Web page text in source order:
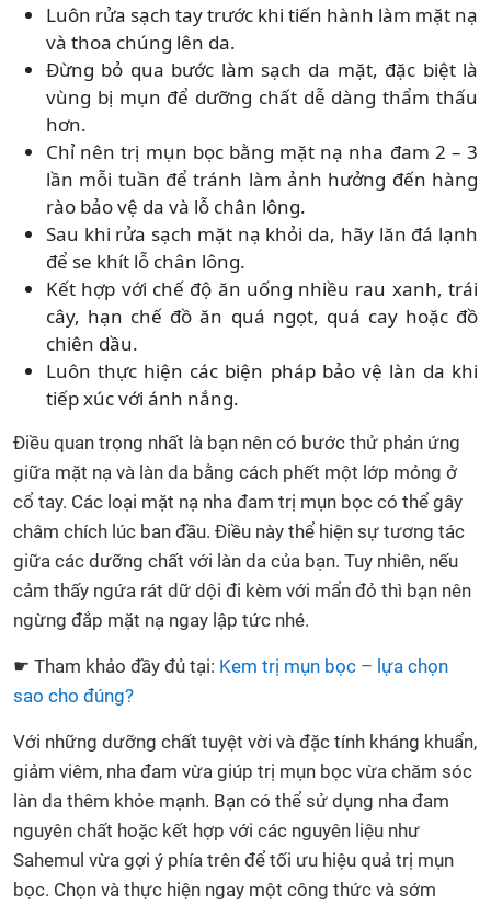
Luôn rửa sạch tay trước khi tiến hành làm mặt nạ
và thoa chúng lên da.
Đừng bỏ qua bước làm sạch da mặt, đặc biệt là
vùng bị mụn để dưỡng chất dễ dàng thẩm thấu
hơn.
Chỉ nên trị mụn bọc bằng mặt nạ nha đam 2 – 3
lần mỗi tuần để tránh làm ảnh hưởng đến hàng
rào bảo vệ da và lỗ chân lông.
Sau khi rửa sạch mặt nạ khỏi da, hãy lăn đá lạnh
để se khít lỗ chân lông.
Kết hợp với chế độ ăn uống nhiều rau xanh, trái
cây, hạn chế đồ ăn quá ngọt, quá cay hoặc đồ
chiên dầu.
Luôn thực hiện các biện pháp bảo vệ làn da khi
tiếp xúc với ánh nắng.
Điều quan trọng nhất là bạn nên có bước thử phản ứng
giữa mặt nạ và làn da bằng cách phết một lớp mỏng ở
cổ tay. Các loại mặt nạ nha đam trị mụn bọc có thể gây
châm chích lúc ban đầu. Điều này thể hiện sự tương tác
giữa các dưỡng chất với làn da của bạn. Tuy nhiên, nếu
cảm thấy ngứa rát dữ dội đi kèm với mẩn đỏ thì bạn nên
ngừng đắp mặt nạ ngay lập tức nhé.
☛ Tham khảo đầy đủ tại: Kem trị mụn bọc – lựa chọn
sao cho đúng?
Với những dưỡng chất tuyệt vời và đặc tính kháng khuẩn,
giảm viêm, nha đam vừa giúp trị mụn bọc vừa chăm sóc
làn da thêm khỏe mạnh. Bạn có thể sử dụng nha đam
nguyên chất hoặc kết hợp với các nguyên liệu như
Sahemul vừa gợi ý phía trên để tối ưu hiệu quả trị mụn
bọc. Chọn và thực hiện ngay một công thức và sớm